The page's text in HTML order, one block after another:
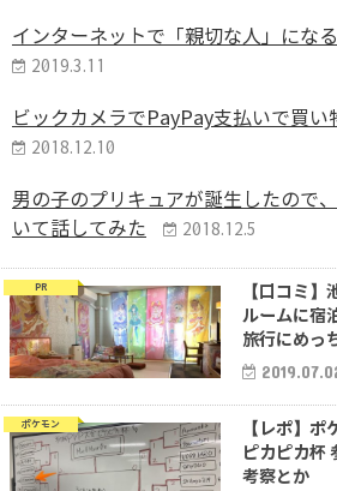
インターネットで「親切な人」にな
2019.3.11
ビックカメラでPayPay支払いで買い
2018.12.10
男の子のプリキュアが誕生したので
いて話してみた
2018.12.5
PR
【口コミ
ルームに宿
旅行にめっ
ポケモン
【レポ】
ピカピカ杯
考察とか